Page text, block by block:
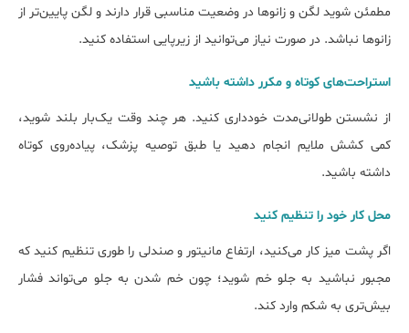
مطمئن شوید لگن و زانوها در وضعیت مناسبی قرار دارند و لگن پایین‌تر از
زانوها نباشد. در صورت نیاز می‌توانید از زیرپایی استفاده کنید.
استراحت‌های کوتاه و مکرر داشته باشید
از نشستن طولانی‌مدت خودداری کنید. هر چند وقت یک‌بار بلند شوید،
کمی کشش ملایم انجام دهید یا طبق توصیه پزشک، پیاده‌روی کوتاه
داشته باشید.
محل کار خود را تنظیم کنید
اگر پشت میز کار می‌کنید، ارتفاع مانیتور و صندلی را طوری تنظیم کنید که
مجبور نباشید به جلو خم شوید؛ چون خم شدن به جلو می‌تواند فشار
بیش‌تری به شکم وارد کند.